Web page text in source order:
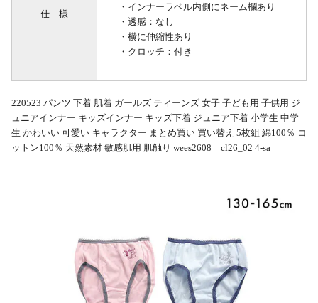
仕 様
・インナーラベル内側にネーム欄あり
・透感：なし
・横に伸縮性あり
・クロッチ：付き
220523 パンツ 下着 肌着 ガールズ ティーンズ 女子 子ども用 子供用 ジ
ュニアインナー キッズインナー キッズ下着 ジュニア下着 小学生 中学
生 かわいい 可愛い キャラクター まとめ買い 買い替え 5枚組 綿100％ コ
ットン100％ 天然素材 敏感肌用 肌触り wees2608 cl26_02 4-sa